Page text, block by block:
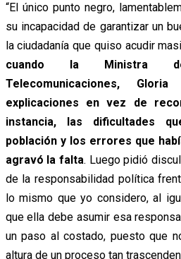
“El único punto negro,
su incapacidad de garantizar un
la ciudadanía que quiso acudir
cuando la Ministra
Telecomunicaciones,
explicaciones en vez de
instancia, las dificultades
población y los errores que
agravó la falta. Luego pidió
de la responsabilidad política
lo mismo que yo considero, al
que ella debe asumir esa
un paso al costado, puesto que
altura de un proceso tan